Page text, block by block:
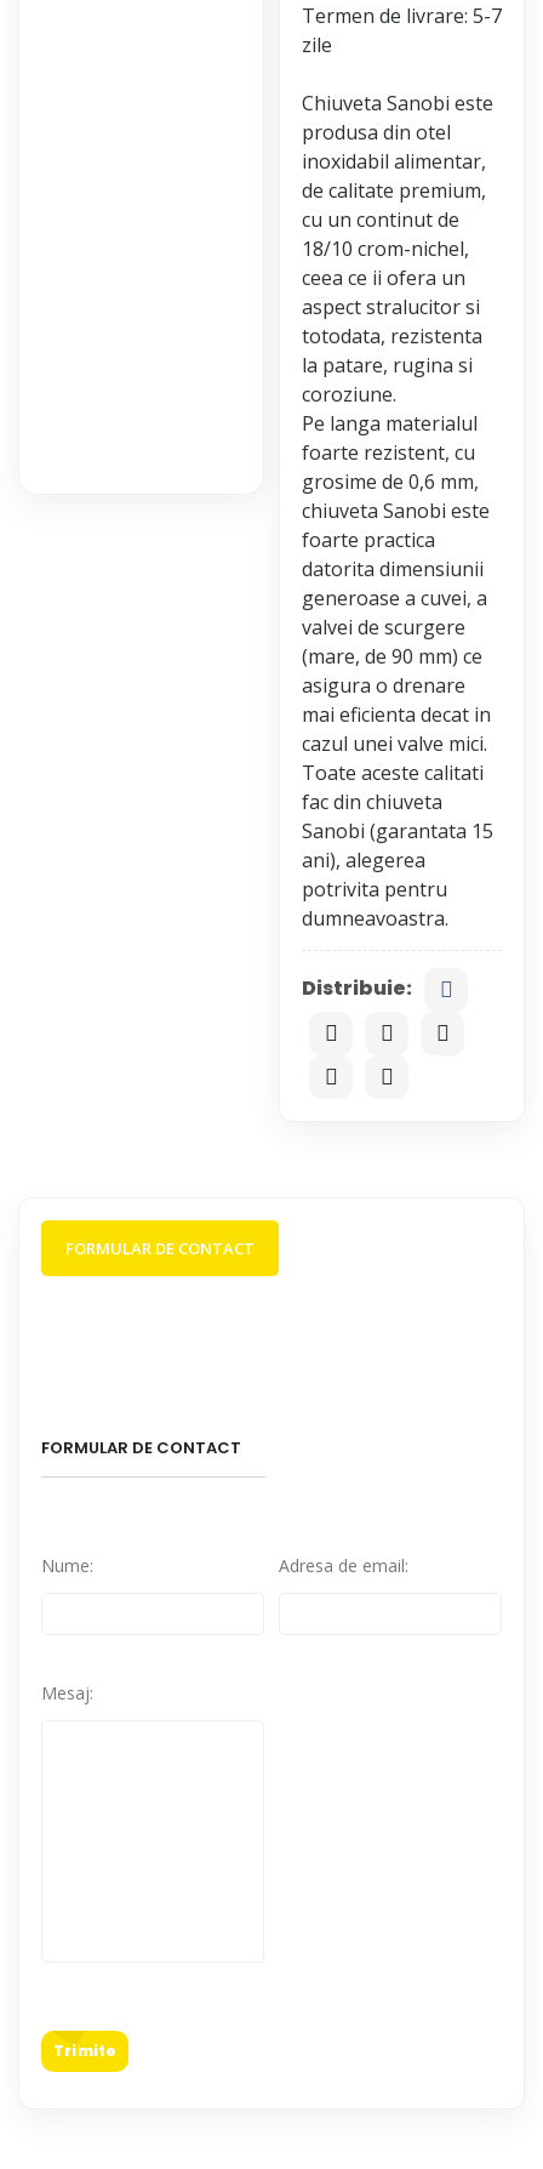
Termen de livrare: 5-7
zile
Chiuveta Sanobi este
produsa din otel
inoxidabil alimentar,
de calitate premium,
cu un continut de
18/10 crom-nichel,
ceea ce ii ofera un
aspect stralucitor si
totodata, rezistenta
la patare, rugina si
coroziune.
Pe langa materialul
foarte rezistent, cu
grosime de 0,6 mm,
chiuveta Sanobi este
foarte practica
datorita dimensiunii
generoase a cuvei, a
valvei de scurgere
(mare, de 90 mm) ce
asigura o drenare
mai eficienta decat in
cazul unei valve mici.
Toate aceste calitati
fac din chiuveta
Sanobi (garantata 15
ani), alegerea
potrivita pentru
Distribuie:
FORMULAR DE CONTACT
FORMULAR DE CONTACT
Nume: Adresa de email:
Mesaj:
Trimite